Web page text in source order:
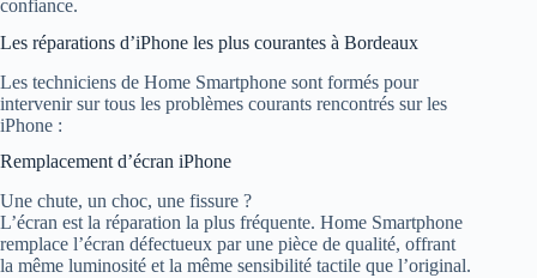
confiance.
Les réparations d’iPhone les plus courantes à Bordeaux
Les techniciens de Home Smartphone sont formés pour
intervenir sur tous les problèmes courants rencontrés sur les
iPhone :
Remplacement d’écran iPhone
Une chute, un choc, une fissure ?
L’écran est la réparation la plus fréquente. Home Smartphone
remplace l’écran défectueux par une pièce de qualité, offrant
la même luminosité et la même sensibilité tactile que l’original.